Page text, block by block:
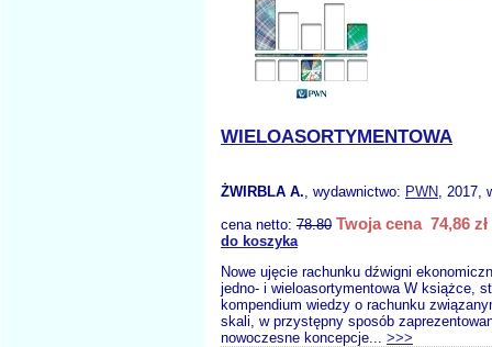
WIELOASORTYMENTOWA
ŻWIRBLA A., wydawnictwo: PWN, 2017,
cena netto: 78.80 Twoja cena 74,86 zł
do koszyka
Nowe ujęcie rachunku dźwigni
jedno- i wieloasortymentowa W książce,
kompendium wiedzy o rachunku
skali, w przystępny sposób
nowoczesne koncepcje... >>>